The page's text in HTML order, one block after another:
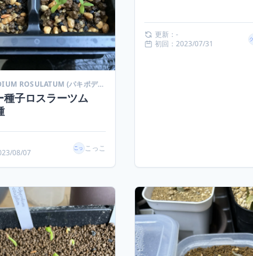
PACHYPODIUM ROSULATUM (パキポディウム ロスラーツム)
種子ロスラーツム
08/07
こっこ
更新：-
初回：2023/07/31